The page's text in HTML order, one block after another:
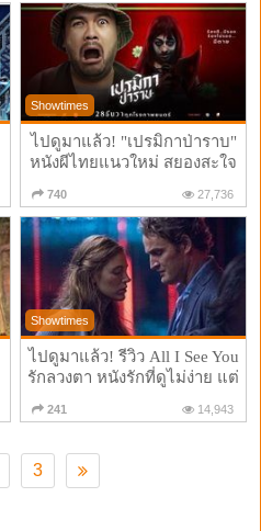
Showtimes
ไปดูมาแล้ว! "เปรมิกาป่าราบ"
หนังผีไทยแนวใหม่ สยองสะใจ
740 27,736
Showtimes
ไปดูมาแล้ว! รีวิว All I See You
รักลวงตา หนังรักที่ดูไม่ง่าย แต่
241 14,943
3